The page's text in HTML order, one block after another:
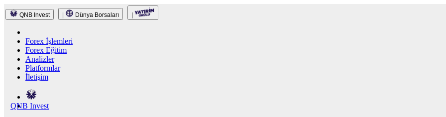
QNB Invest Dünya Borsaları
Forex İşlemleri
Forex Eğitim
Analizler
Platformlar
İletişim
QNB Invest